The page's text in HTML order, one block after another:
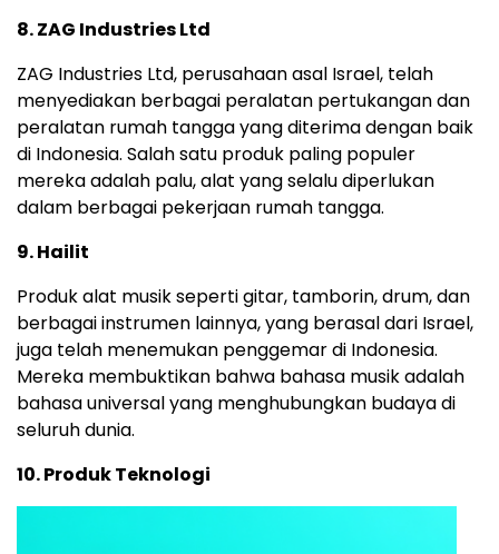
8. ZAG Industries Ltd
ZAG Industries Ltd, perusahaan asal Israel, telah
menyediakan berbagai peralatan pertukangan dan
peralatan rumah tangga yang diterima dengan baik
di Indonesia. Salah satu produk paling populer
mereka adalah palu, alat yang selalu diperlukan
dalam berbagai pekerjaan rumah tangga.
9. Hailit
Produk alat musik seperti gitar, tamborin, drum, dan
berbagai instrumen lainnya, yang berasal dari Israel,
juga telah menemukan penggemar di Indonesia.
Mereka membuktikan bahwa bahasa musik adalah
bahasa universal yang menghubungkan budaya di
seluruh dunia.
10. Produk Teknologi